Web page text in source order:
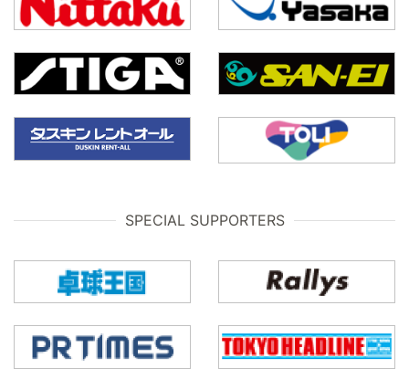
SPECIAL SUPPORTERS